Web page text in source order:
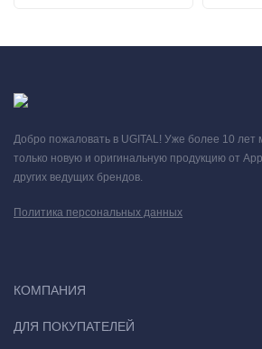
Добро пожаловать в UGITAL! Уже более 10 лет
только новую и оригинальную продукцию от
других ведущих брендов.
Политика персональных данных
КОМПАНИЯ
ДЛЯ ПОКУПАТЕЛЕЙ